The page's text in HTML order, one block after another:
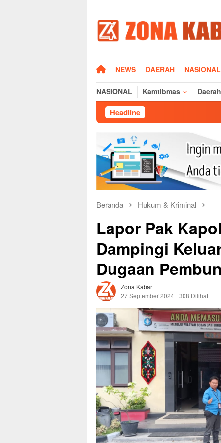
konten
HOMENEWS DAERAH NASIONAL
NASIONAL Kamtibmas Daerah
Headline
Beranda Hukum & Kriminal
Lapor Pak
Dampingi
Dugaan
Zona Kabar
27 September 2024 308 Dilihat